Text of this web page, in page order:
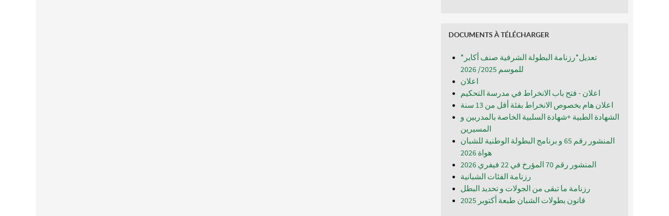
DOCUMENTS À TÉLÉCHARGER
*تعديل*رزنامة البطولة الشرفية صنف أكابر
للموسم 2025/ 2026
اعلان
اعلان - فتح باب الانخراط في مدرسة التحكيم
اعلان هام بخصوص الانخراط بفئة أقل من 13 سنة
الشهادة الطبية +شهادة السلبية الخاصة بالمدربين و
المسيرين
المنشور رقم 65 و برنامج البطولة الوطنية للشبان
المنشور رقم 70 المؤرخ في 22 فيفري 2026
رزنامة الفئات الشبانية
رزنامة ما تبقى من الجولات و تحديد البطل
قانون بطولات الشبان طبعة أكتوبر 2025